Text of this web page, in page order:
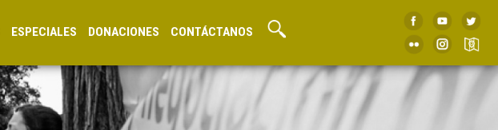
ESPECIALES DONACIONES CONTÁCTANOS